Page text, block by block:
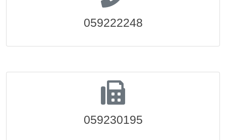
059222248
059230195